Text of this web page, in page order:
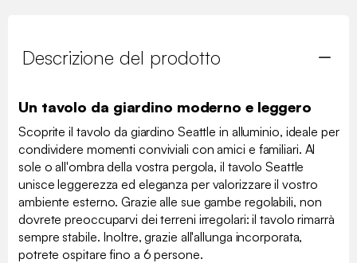
Descrizione del prodotto
Un tavolo da giardino moderno e leggero
Scoprite il tavolo da giardino Seattle in alluminio, ideale per
condividere momenti conviviali con amici e familiari. Al
sole o all'ombra della vostra pergola, il tavolo Seattle
unisce leggerezza ed eleganza per valorizzare il vostro
ambiente esterno. Grazie alle sue gambe regolabili, non
dovrete preoccuparvi dei terreni irregolari: il tavolo rimarrà
sempre stabile. Inoltre, grazie all'allunga incorporata,
potrete ospitare fino a 6 persone.